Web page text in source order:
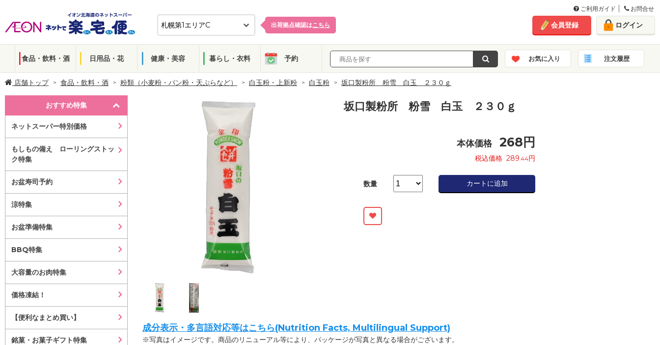
ご利用ガイド お問合せ
出荷拠点確認はこちら 会員登録 ログイン
食品・飲料・酒 日用品・花 健康・美容 暮らし・衣料 予約 お気に入り 注文履歴
店舗トップ 食品・飲料・酒 粉類（小麦粉・パン粉・天ぷらなど） 白玉粉・上新粉 白玉粉 坂口製粉所 粉雪 白玉 ２３０ｇ
おすすめ特集
ネットスーパー特別価格
もしもの備え ローリングストッ
ク特集
お盆寿司予約
涼特集
お盆準備特集
BBQ特集
大容量のお肉特集
価格凍結！
【便利なまとめ買い】
銘菓・お菓子ギフト特集
坂口製粉所 粉雪 白玉 ２３０ｇ
本体価格 268 円
税込価格 289.44円
数量 カートに追加
成分表示・多言語対応等はこちら(Nutrition Facts, Multilingual Support)
※写真はイメージです。商品のリニューアル等により、パッケージが写真と異なる場合がございます。